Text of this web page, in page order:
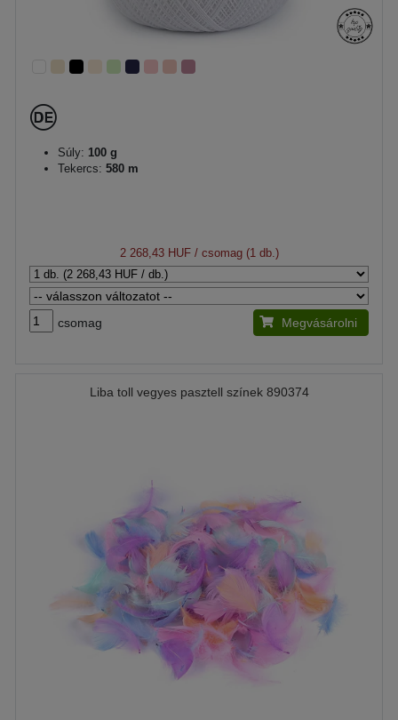
Súly: 100 g
Tekercs: 580 m
2 268,43 HUF/ csomag (1 db.)
csomag Megvásárolni
Liba toll vegyes pasztell színek 890374